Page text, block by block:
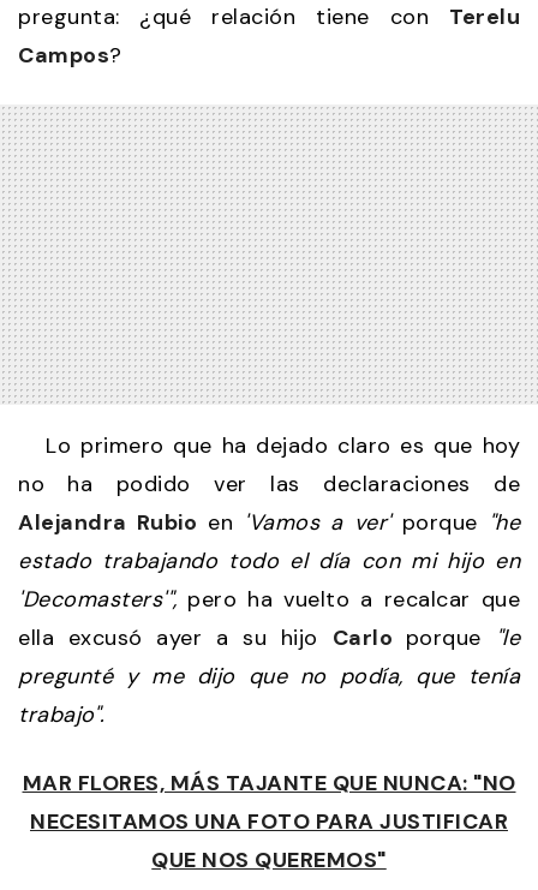
pregunta: ¿qué relación tiene con Terelu
Campos?
Lo primero que ha dejado claro es que hoy
no ha podido ver las declaraciones de
Alejandra Rubio en 'Vamos a ver'porque "he
estado trabajando todo el día con mi hijo en
'Decomasters'", pero ha vuelto a recalcar que
ella excusó ayer a su hijo Carlo porque
"le
pregunté y me dijo que no podía, que tenía
trabajo".
MAR FLORES, MÁS TAJANTE QUE NUNCA: "NO
NECESITAMOS UNA FOTO PARA JUSTIFICAR
QUE NOS QUEREMOS"